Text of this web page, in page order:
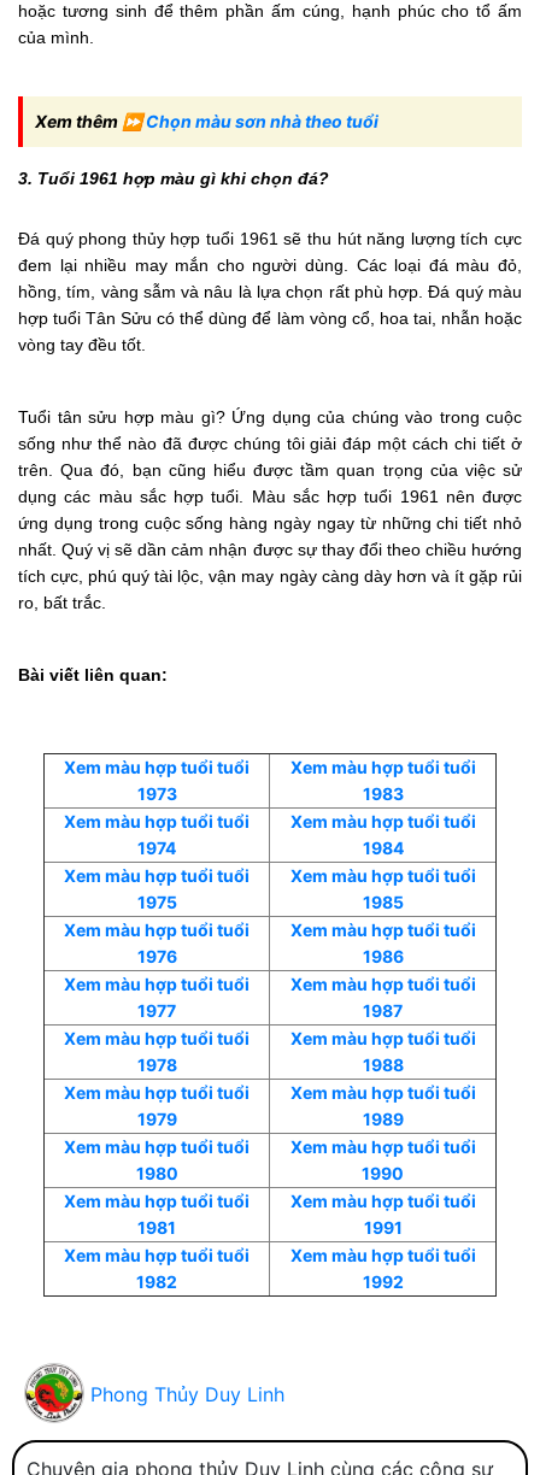
hoặc tương sinh để thêm phần ấm cúng, hạnh phúc cho tổ ấm
của mình.
Xem thêm ⏩Chọn màu sơn nhà theo tuổi
3. Tuổi 1961 hợp màu gì khi chọn đá?
Đá quý phong thủy hợp tuổi 1961 sẽ thu hút năng lượng tích cực
đem lại nhiều may mắn cho người dùng. Các loại đá màu đỏ,
hồng, tím, vàng sẫm và nâu là lựa chọn rất phù hợp. Đá quý màu
hợp tuổi Tân Sửu có thể dùng để làm vòng cổ, hoa tai, nhẫn hoặc
vòng tay đều tốt.
Tuổi tân sửu hợp màu gì? Ứng dụng của chúng vào trong cuộc
sống như thể nào đã được chúng tôi giải đáp một cách chi tiết ở
trên. Qua đó, bạn cũng hiểu được tầm quan trọng của việc sử
dụng các màu sắc hợp tuổi. Màu sắc hợp tuổi 1961 nên được
ứng dụng trong cuộc sống hàng ngày ngay từ những chi tiết nhỏ
nhất. Quý vị sẽ dần cảm nhận được sự thay đổi theo chiều hướng
tích cực, phú quý tài lộc, vận may ngày càng dày hơn và ít gặp rủi
ro, bất trắc.
Bài viết liên quan:
Xem màu hợp tuổi tuổi
1973
Xem màu hợp tuổi tuổi
1983
Xem màu hợp tuổi tuổi
1974
Xem màu hợp tuổi tuổi
1984
Xem màu hợp tuổi tuổi
1975
Xem màu hợp tuổi tuổi
1985
Xem màu hợp tuổi tuổi
1976
Xem màu hợp tuổi tuổi
1986
Xem màu hợp tuổi tuổi
1977
Xem màu hợp tuổi tuổi
1987
Xem màu hợp tuổi tuổi
1978
Xem màu hợp tuổi tuổi
1988
Xem màu hợp tuổi tuổi
1979
Xem màu hợp tuổi tuổi
1989
Xem màu hợp tuổi tuổi
1980
Xem màu hợp tuổi tuổi
1990
Xem màu hợp tuổi tuổi
1981
Xem màu hợp tuổi tuổi
1991
Xem màu hợp tuổi tuổi
1982
Xem màu hợp tuổi tuổi
1992
Phong Thủy Duy Linh
Chuyên gia phong thủy Duy Linh cùng các công sự